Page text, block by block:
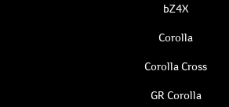
bZ4X
Corolla
Corolla Cross
GR Corolla